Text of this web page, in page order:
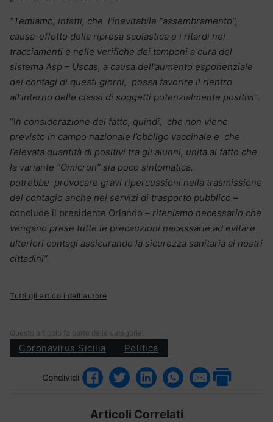
“Temiamo, infatti, che l’inevitabile “assembramento”,
causa-effetto della ripresa scolastica e i ritardi nei
tracciamenti e nelle verifiche dei tamponi a cura del
sistema Asp – Uscas, a causa dell’aumento esponenziale
dei contagi di questi giorni, possa favorire il rientro
all’interno delle classi di soggetti potenzialmente positivi“.
“In considerazione del fatto, quindi, che non viene
previsto in campo nazionale l’obbligo vaccinale e che
l’elevata quantità di positivi tra gli alunni, unita al fatto che
la variante “Omicron” sia poco sintomatica,
potrebbe provocare gravi ripercussioni nella trasmissione
del contagio anche nei servizi di trasporto pubblico –
conclude il presidente Orlando – riteniamo necessario che
vengano prese tutte le precauzioni necessarie ad evitare
ulteriori contagi assicurando la sicurezza sanitaria ai nostri
cittadini”.
Tutti gli articoli dell'autore
Questo articolo fa parte delle categorie:
Coronavirus Sicilia Politica
Condividi
Articoli Correlati